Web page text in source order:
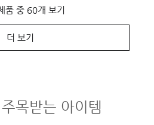
품 중 60개 보기
더 보기
목받는 아이템